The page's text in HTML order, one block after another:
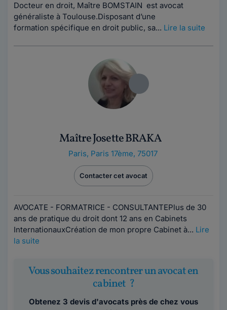
Docteur en droit, Maître BOMSTAIN est avocat
généraliste à Toulouse.Disposant d’une
formation spécifique en droit public, sa... Lire la suite
Maître Josette BRAKA
Paris, Paris 17ème, 75017
Contacter cet avocat
AVOCATE - FORMATRICE - CONSULTANTEPlus de 30
ans de pratique du droit dont 12 ans en Cabinets
InternationauxCréation de mon propre Cabinet à... Lire
la suite
Vous souhaitez rencontrer un avocat en
cabinet ?
Obtenez 3 devis d'avocats près de chez vous